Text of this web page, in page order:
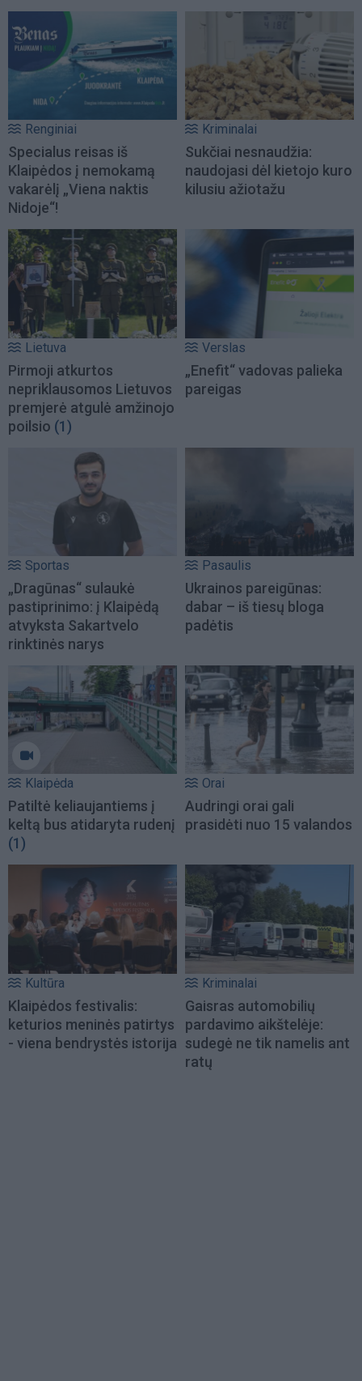
Renginiai
Specialus reisas iš
Klaipėdos į nemokamą
vakarėlį „Viena naktis
Nidoje“!
Kriminalai
Sukčiai nesnaudžia:
naudojasi dėl kietojo kuro
kilusiu ažiotažu
Lietuva
Pirmoji atkurtos
nepriklausomos Lietuvos
premjerė atgulė amžinojo
poilsio (1)
Verslas
„Enefit“ vadovas palieka
pareigas
Sportas
„Dragūnas“ sulaukė
pastiprinimo: į Klaipėdą
atvyksta Sakartvelo
rinktinės narys
Pasaulis
Ukrainos pareigūnas:
dabar – iš tiesų bloga
padėtis
Klaipėda
Patiltė keliaujantiems į
keltą bus atidaryta rudenį
(1)
Orai
Audringi orai gali
prasidėti nuo 15 valandos
Kultūra
Klaipėdos festivalis:
keturios meninės patirtys
- viena bendrystės istorija
Kriminalai
Gaisras automobilių
pardavimo aikštelėje:
sudegė ne tik namelis ant
ratų